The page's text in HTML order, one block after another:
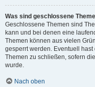
Was sind geschlossene
Geschlossene Themen sind
kann und bei denen eine
Themen können aus vielen
gesperrt werden. Eventuell
Themen zu schließen, sofern
wurde.
Nach oben